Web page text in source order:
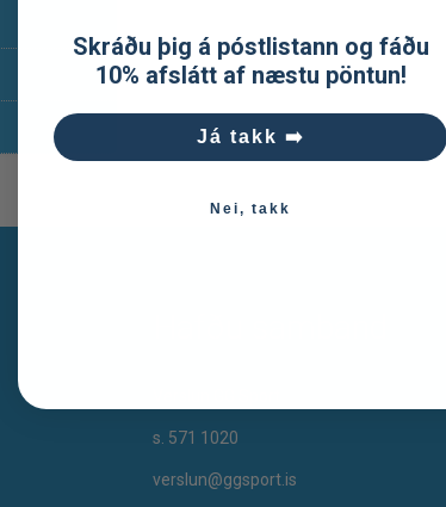
s. 571 1020
verslun@ggsport.is
Skráðu þig á póstlistann og fáðu
10% afslátt af næstu pöntun!
Já takk ➡️
Nei, takk